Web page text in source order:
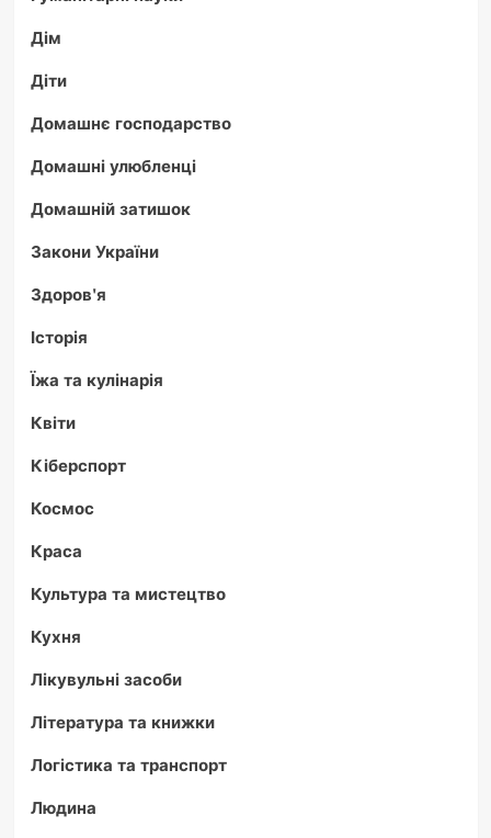
Дім
Діти
Домашнє господарство
Домашні улюбленці
Домашній затишок
Закони України
Здоров'я
Історія
Їжа та кулінарія
Квіти
Кіберспорт
Космос
Краса
Культура та мистецтво
Кухня
Лікувульні засоби
Література та книжки
Логістика та транспорт
Людина